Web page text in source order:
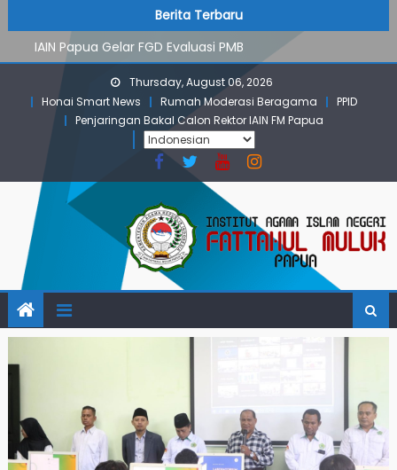
to
content
Berita Terbaru
IAIN Papua Gelar FGD Evaluasi PMB
KKN IAIN Papua: Kelompok Skow Sae Kolaborasi dengan
KKN UGM dan Uncen
Para Mahasiswa PGMI IAIN Papua Tembus Jurnal
Terindeks Google Scholar
Pembekalan KKN: Bangun Komunikasi Aktif dengan
Masyarakat
PMB Jalur Mandiri: Peserta Ujian Dari Lanny Jaya Hingga
Maluku
Thursday, August 06, 2026
Honai Smart News
Rumah Moderasi Beragama
PPID
Penjaringan Bakal Calon Rektor IAIN FM Papua